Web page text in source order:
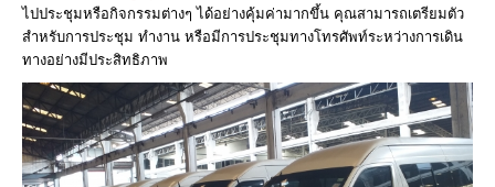
ไปประชุมหรือกิจกรรมต่างๆ ได้อย่างคุ้มค่ามากขึ้น คุณสามารถเตรียมตัว
สำหรับการประชุม ทำงาน หรือมีการประชุมทางโทรศัพท์ระหว่างการเดิน
ทางอย่างมีประสิทธิภาพ